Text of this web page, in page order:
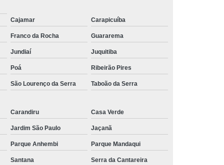
Cajamar Carapicuíba
Franco da Rocha Guararema
Jundiaí Juquitiba
Poá Ribeirão Pires
São Lourenço da Serra Taboão da Serra
Carandiru Casa Verde
Jardim São Paulo Jaçanã
Parque Anhembi Parque Mandaqui
Santana Serra da Cantareira